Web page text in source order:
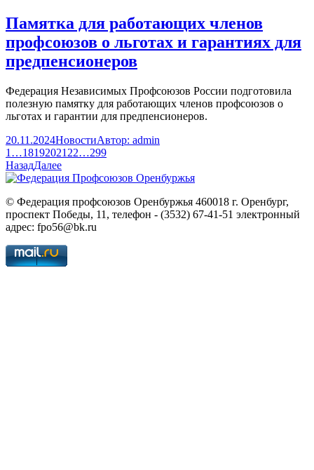
Памятка для работающих членов
профсоюзов о льготах и гарантиях для
предпенсионеров
Федерация Независимых Профсоюзов России подготовила
полезную памятку для работающих членов профсоюзов о
льготах и гарантии для предпенсионеров.
20.11.2024НовостиАвтор: admin
1 …18192021 22…299
НазадДалее
© Федерация профсоюзов Оренбуржья 460018 г. Оренбург,
проспект Победы, 11, телефон - (3532) 67-41-51 электронный
адрес: fpo56@bk.ru